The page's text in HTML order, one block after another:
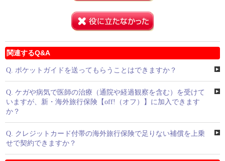
関連するQ&A
Q. ポケットガイドを送ってもらうことはできますか？
Q. ケガや病気で医師の治療（通院や経過観察を含む）を受けて
いますが、新・海外旅行保険【off!（オフ）】に加入できます
か？
Q. クレジットカード付帯の海外旅行保険で足りない補償を上乗
せで契約できますか？